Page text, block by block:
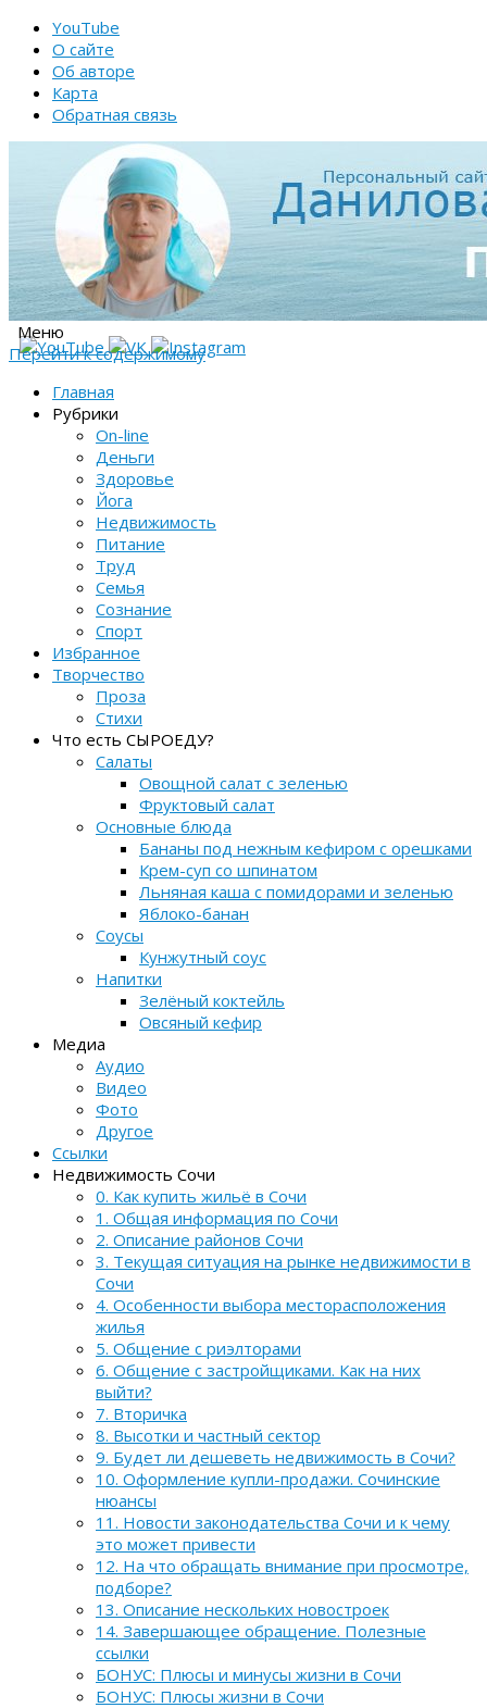
YouTube
О сайте
Об авторе
Карта
Обратная связь
Меню
Перейти к содержимому
Главная
Рубрики
On-line
Деньги
Здоровье
Йога
Недвижимость
Питание
Труд
Семья
Сознание
Спорт
Избранное
Творчество
Проза
Стихи
Что есть СЫРОЕДУ?
Салаты
Овощной салат с зеленью
Фруктовый салат
Основные блюда
Бананы под нежным кефиром с орешками
Крем-суп со шпинатом
Льняная каша с помидорами и зеленью
Яблоко-банан
Соусы
Кунжутный соус
Напитки
Зелёный коктейль
Овсяный кефир
Медиа
Аудио
Видео
Фото
Другое
Ссылки
Недвижимость Сочи
0. Как купить жильё в Сочи
1. Общая информация по Сочи
2. Описание районов Сочи
3. Текущая ситуация на рынке недвижимости в
Сочи
4. Особенности выбора месторасположения
жилья
5. Общение с риэлторами
6. Общение с застройщиками. Как на них
выйти?
7. Вторичка
8. Высотки и частный сектор
9. Будет ли дешеветь недвижимость в Сочи?
10. Оформление купли-продажи. Сочинские
нюансы
11. Новости законодательства Сочи и к чему
это может привести
12. На что обращать внимание при просмотре,
подборе?
13. Описание нескольких новостроек
14. Завершающее обращение. Полезные
ссылки
БОНУС: Плюсы и минусы жизни в Сочи
БОНУС: Плюсы жизни в Сочи